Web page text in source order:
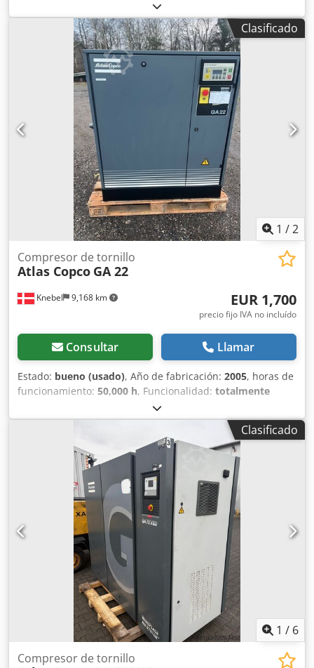
, número de máquina/vehículo:
Compresor de tornillo rotativo con inyección de aceite e
intercambiador de humedad integrado. Atlas Copco,
modelo GA 15 FF, año 2007, número de serie API454025,
utilizado aproximadamente 27 000 horas. Equipado con
unidad de control Atlas Copco Elektronikon II. Este modelo
dejó de fabricarse en 2022. La última revisión se realizó en
el verano de 2019, con 23 460 horas de funcionamiento.
Dcjdpfx Ahezd Avaoqsk Opcionalmente, se puede incluir
un depósito de aire comprimido. Pmáx. 7,3 bar – 105 psi
Caudal volumétrico: 43 l/s – 2,58 m³/min Potencia del
motor: 15 kW – 20 hp El embalaje y la carga en el remolque
están incluidos en el precio, Incoterms FOT.
Clasificado
1 /2
Knebel 9,168 km
Compresor de tornillo
Atlas Copco GA 22
EUR 1,700
precio fijo IVA no incluído
Consultar Llamar
Estado: bueno (usado), Año de fabricación: 2005, horas de
funcionamiento: 50,000 h, Funcionalidad: totalmente
, Equipamiento:
frigorífico, Compresor de tornillo de 22 kW con secador
frigorífico integrado, desmontado pero en buen estado
Dcjdpfx Ahszb Drxoqek
Clasificado
1 / 6
Compresor de tornillo